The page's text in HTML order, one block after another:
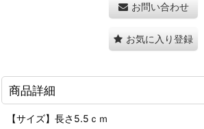
お問い合わせ
お気に入り登録
商品詳細
【サイズ】長さ5.5ｃｍ